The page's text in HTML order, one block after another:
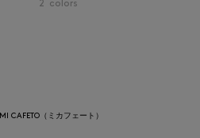
2 colors
MI CAFETO（ミカフェート）